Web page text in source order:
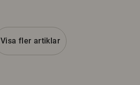
Visa fler artiklar